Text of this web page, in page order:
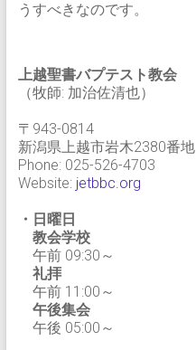
うすべきなのです。
上越聖書バプテスト教会
（牧師: 加治佐清也）
〒943-0814
新潟県上越市岩木2380番地
Phone: 025-526-4703
Website: jetbbc.org
・日曜日
教会学校
午前 09:30～
礼拝
午前 11:00～
午後集会
午後 05:00～